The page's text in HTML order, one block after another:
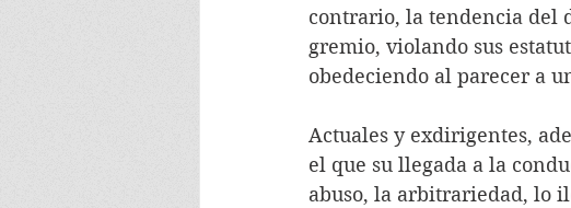
contrario, la tendencia del
gremio, violando sus
obedeciendo al parecer a
Actuales y exdirigentes,
el que su llegada a la
abuso, la arbitrariedad, lo